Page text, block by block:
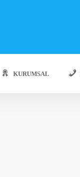
KURUMSAL